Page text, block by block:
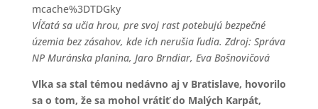
mcache%3DTDGky
Vĺčatá sa učia hrou, pre svoj rast potebujú bezpečné
územia bez zásahov, kde ich nerušia ľudia. Zdroj: Správa
NP Muránska planina, Jaro Brndiar, Eva Bošnovičová
Vlka sa stal témou nedávno aj v Bratislave, hovorilo
sa o tom, že sa mohol vrátiť do Malých Karpát,